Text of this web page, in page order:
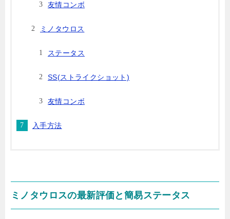
友情コンボ
ミノタウロス
ステータス
SS(ストライクショット)
友情コンボ
入手方法
ミノタウロスの最新評価と簡易ステータス